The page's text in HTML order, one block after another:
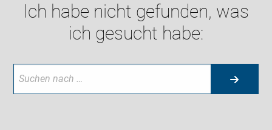
Ich habe nicht gefunden, was
ich gesucht habe: